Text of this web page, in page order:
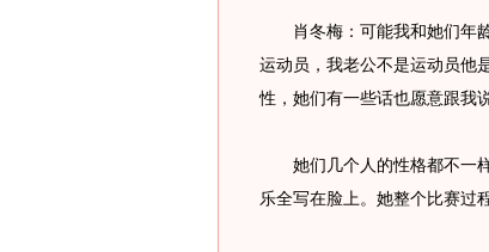
肖冬梅：可能我和她们年龄
运动员，我老公不是运动员他
性，她们有一些话也愿意跟我说
她们几个人的性格都不一样
乐全写在脸上。她整个比赛过